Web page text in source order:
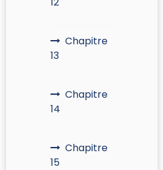
Chapitre
13
Chapitre
14
Chapitre
15